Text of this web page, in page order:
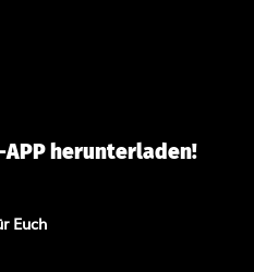
APP herunterladen!
Euch